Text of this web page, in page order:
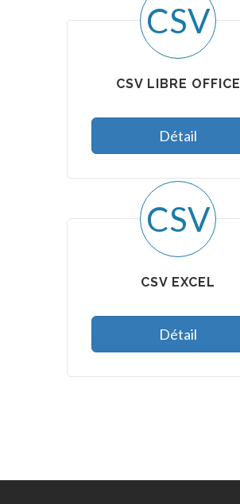
CSV
CSV LIBRE OFFICE
Détail
CSV
CSV EXCEL
Détail